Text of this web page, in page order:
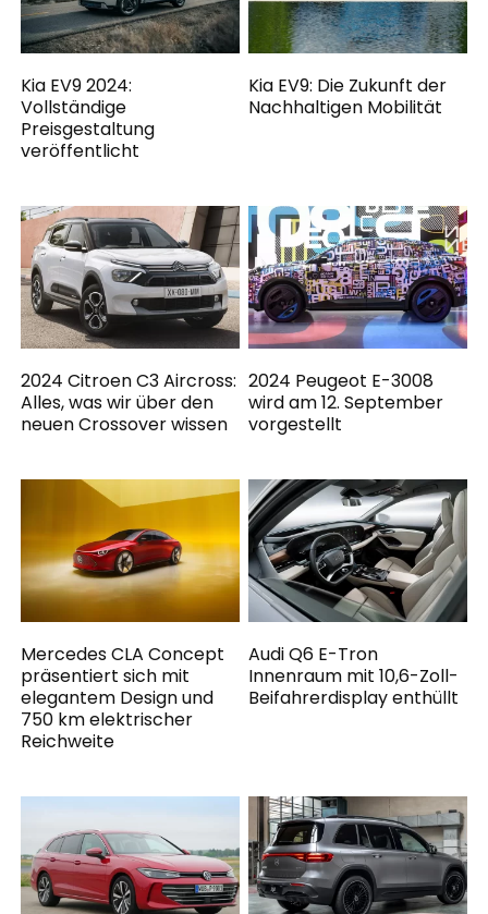
Kia EV9 2024:
Vollständige
Preisgestaltung
veröffentlicht
Kia EV9: Die Zukunft der
Nachhaltigen Mobilität
2024 Citroen C3 Aircross:
Alles, was wir über den
neuen Crossover wissen
2024 Peugeot E-3008
wird am 12. September
vorgestellt
Mercedes CLA Concept
präsentiert sich mit
elegantem Design und
750 km elektrischer
Reichweite
Audi Q6 E-Tron
Innenraum mit 10,6-Zoll-
Beifahrerdisplay enthüllt